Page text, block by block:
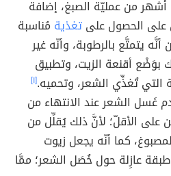
من عمليّة الصبغ، إضافة
على الحصول علىتغذية مُناسبة
يتمتَّع بالرطوبة، وأنّه غير
أقنعة الزيت، وتطبيق
تُغذِّي الشعر، وتحميه.[١]
غَسل الشعر عند الانتهاء من
على الأقلّ؛ لأنَّ ذلك يُقلِّل من
كما أنّه يجعل زيوت
عازِلة حول خُصَل الشعر؛ ممَّا